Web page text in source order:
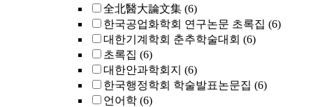
全北醫大論文集 (6)
한국공업화학회 연구논문 초록집 (6)
대한기계학회 춘추학술대회 (6)
초록집 (6)
대한안과학회지 (6)
한국행정학회 학술발표논문집 (6)
언어학 (6)